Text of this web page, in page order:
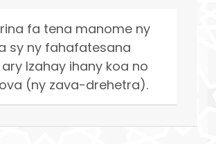
fa tena manome ny
sy ny fahafatesana
ary Izahay ihany koa no
(ny zava-drehetra).